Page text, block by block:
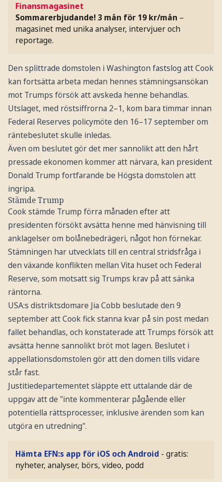
Finansmagasinet
Sommarerbjudande! 3 mån för 19 kr/mån –
magasinet med unika analyser, intervjuer och
reportage.
Den splittrade domstolen i Washington fastslog att Cook
kan fortsätta arbeta medan hennes stämningsansökan
mot Trumps försök att avskeda henne behandlas.
Utslaget, med röstsiffrorna 2–1, kom bara timmar innan
Federal Reserves policymöte den 16–17 september om
räntebeslutet skulle inledas.
Även om beslutet gör det mer sannolikt att den hårt
pressade ekonomen kommer att närvara, kan president
Donald Trump fortfarande be Högsta domstolen att
ingripa.
Stämde Trump
Cook stämde Trump förra månaden efter att
presidenten försökt avsätta henne med hänvisning till
anklagelser om bolånebedrägeri, något hon förnekar.
Stämningen har utvecklats till en central stridsfråga i
den växande konflikten mellan Vita huset och Federal
Reserve, som motsatt sig Trumps krav på att sänka
räntorna.
USA:s distriktsdomare Jia Cobb beslutade den 9
september att Cook fick stanna kvar på sin post medan
fallet behandlas, och konstaterade att Trumps försök att
avsätta henne sannolikt bröt mot lagen. Beslutet i
appellationsdomstolen gör att den domen tills vidare
står fast.
Justitiedepartementet släppte ett uttalande där de
uppgav att de "inte kommenterar pågående eller
potentiella rättsprocesser, inklusive ärenden som kan
utgöra en utredning".
Hämta EFN:s app för iOS och Android - gratis:
nyheter, analyser, börs, video, podd